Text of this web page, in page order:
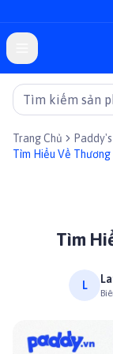
Trang Chủ
Tìm Hiểu Về
Tìm
L